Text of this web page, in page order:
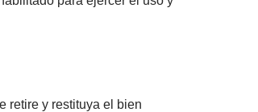
retire y restituya el bien